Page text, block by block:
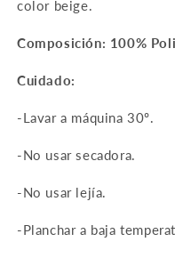
color beige.
Composición: 100%
Cuidado:
-Lavar a máquina 30º.
-No usar secadora.
-No usar lejía.
-Planchar a baja